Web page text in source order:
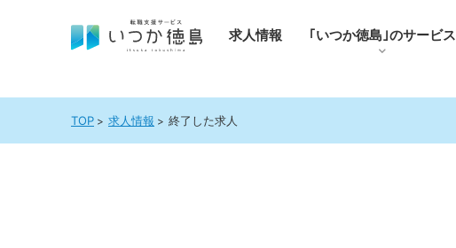
求人情報 ｢いつか徳島｣のサービス
TOP 求人情報 終了した求人